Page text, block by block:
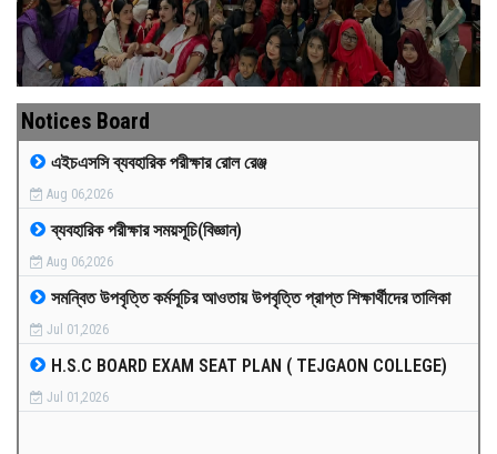
FACULTIES
ACADEMICS
GALLERY
MEDIA
PAYMENT
CO-CURRICULUM
RESULTS
Notices Board
এইচএসসি ব্যবহারিক পরীক্ষার রোল রেঞ্জ
Aug 06,2026
ব্যবহারিক পরীক্ষার সময়সূচি(বিজ্ঞান)
Aug 06,2026
সমন্বিত উপবৃত্তি কর্মসূচির আওতায় উপবৃত্তি প্রাপ্ত শিক্ষার্থীদের তালিকা
Jul 01,2026
H.S.C BOARD EXAM SEAT PLAN ( TEJGAON COLLEGE)
Jul 01,2026